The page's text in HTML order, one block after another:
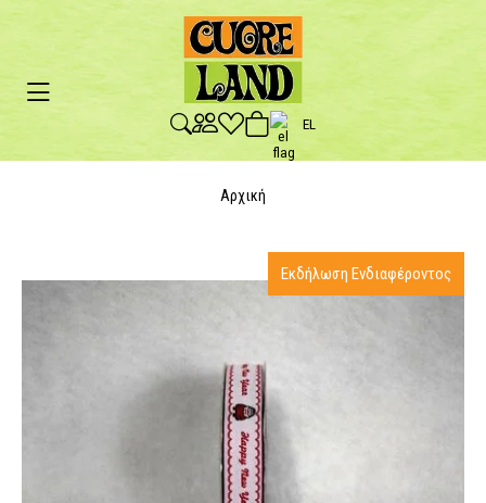
EL
Αρχική
Εκδήλωση Ενδιαφέροντος